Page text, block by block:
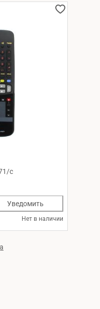
c
Нет в наличии
Уведомить